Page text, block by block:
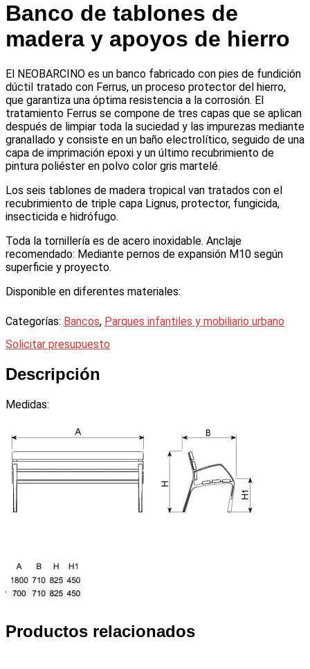
Banco de tablones de
madera y apoyos de hierro
El NEOBARCINO es un banco fabricado con pies de fundición
dúctil tratado con Ferrus, un proceso protector del hierro,
que garantiza una óptima resistencia a la corrosión. El
tratamiento Ferrus se compone de tres capas que se aplican
después de limpiar toda la suciedad y las impurezas mediante
granallado y consiste en un baño electrolítico, seguido de una
capa de imprimación epoxi y un último recubrimiento de
pintura poliéster en polvo color gris martelé.
Los seis tablones de madera tropical van tratados con el
recubrimiento de triple capa Lignus, protector, fungicida,
insecticida e hidrófugo.
Toda la tornillería es de acero inoxidable. Anclaje
recomendado: Mediante pernos de expansión M10 según
superficie y proyecto.
Disponible en diferentes materiales:
Categorías: Bancos, Parques infantiles y mobiliario urbano
Solicitar presupuesto
Descripción
Medidas:
Productos relacionados